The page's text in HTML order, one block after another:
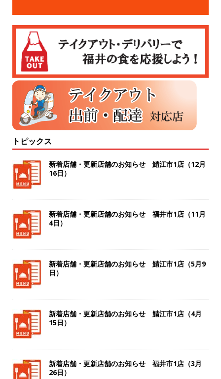
トピックス
新着店舗・更新店舗のお知らせ 鯖江市1店（12月
16日）
新着店舗・更新店舗のお知らせ 福井市1店（11月
4日）
新着店舗・更新店舗のお知らせ 鯖江市1店（5月9
日）
新着店舗・更新店舗のお知らせ 鯖江市1店（4月
15日）
新着店舗・更新店舗のお知らせ 福井市1店（3月
26日）